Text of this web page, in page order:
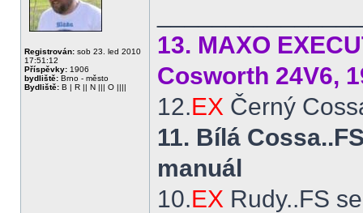
Registrován: sob 23. led 2010
17:51:12
Příspěvky: 1906
bydliště: Brno - město
Bydliště: B | R || N ||| O ||||
13. MAXO
Cosworth 24V6,
12.EX Černý
11. Bílá
manuál
10.EX Rudy..FS